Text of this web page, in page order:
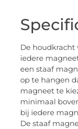
De
iedere
een staaf
op te hangen
magneet te
minimaal
bij iedere
De staaf